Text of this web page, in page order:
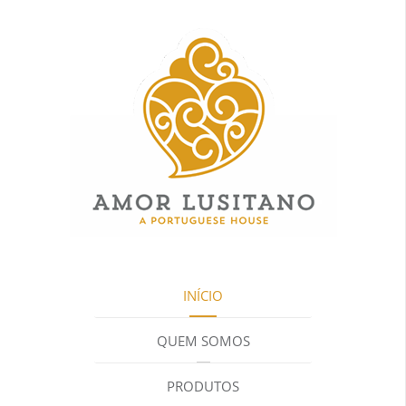
INÍCIO
QUEM SOMOS
PRODUTOS